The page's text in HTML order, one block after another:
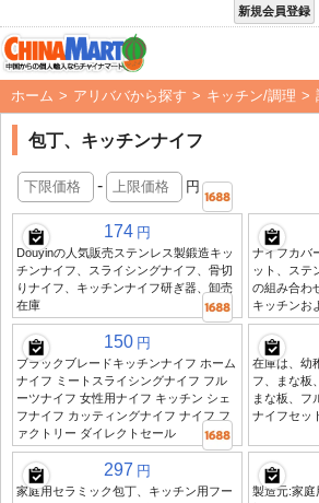
新規会員登録
ホーム > アリババから探す > キッチン/調理 >
包丁、キッチンナイフ
- 円
174 円
Douyinの人気販売ステンレス製鍛造キッ
チンナイフ、スライシングナイフ、骨切
りナイフ、キッチンナイフ研ぎ器、卸売
在庫
ナイフカバ
ット、ステ
の組み合わ
キッチンお
150 円
ブラックブレードキッチンナイフ ホーム
ナイフ ミートスライシングナイフ フル
ーツナイフ 女性用ナイフ キッチン シェ
フナイフ カッティングナイフ ナイフ フ
ァクトリー ダイレクトセール
在庫は、幼
フ、まな板
まな板、フ
ナイフセッ
297 円
家庭用セラミック包丁、キッチン用フー
製造元:家庭